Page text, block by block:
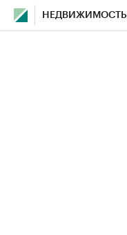
НЕДВИЖИМОСТЬ